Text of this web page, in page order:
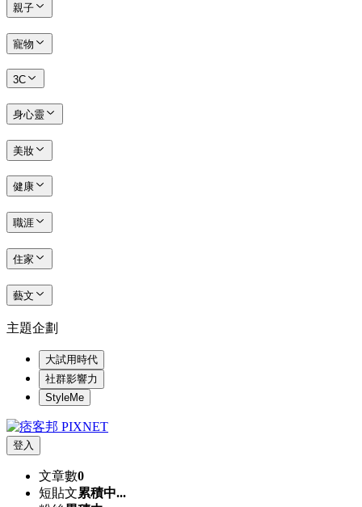
親子
寵物
3C
身心靈
美妝
健康
職涯
住家
藝文
主題企劃
大試用時代
社群影響力
StyleMe
登入
文章數0
短貼文累積中...